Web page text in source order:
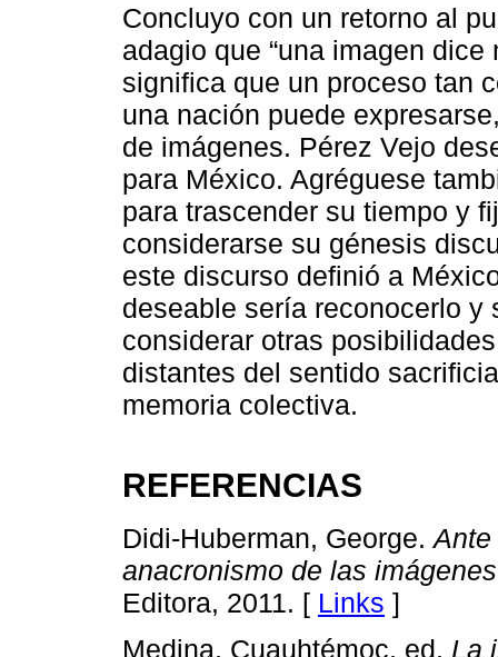
Concluyo con un retorno al
adagio que “una imagen
significa que un proceso tan
una nación puede
de imágenes. Pérez Vejo
para México. Agréguese
para trascender su tiempo y
considerarse su génesis
este discurso definió a
deseable sería reconocerlo y
considerar otras
distantes del sentido
memoria colectiva.
REFERENCIAS
Didi-Huberman, George.Ante
anacronismo de las imágenes
Editora, 2011. [ Links ]
Medina, Cuauhtémoc, ed. La